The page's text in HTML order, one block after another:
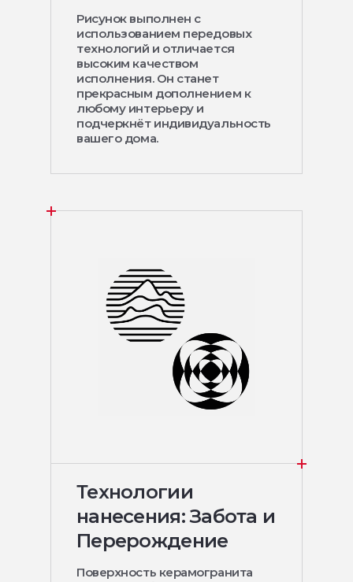
Рисунок выполнен с
использованием передовых
технологий и отличается
высоким качеством
исполнения. Он станет
прекрасным дополнением к
любому интерьеру и
подчеркнёт индивидуальность
вашего дома.
Технологии
нанесения: Забота и
Перерождение
Поверхность керамогранита